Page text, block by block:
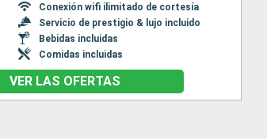
Conexión wifi ilimitado de cortesía
Servicio de prestigio & lujo incluido
Bebidas incluidas
Comidas incluidas
VER LAS OFERTAS